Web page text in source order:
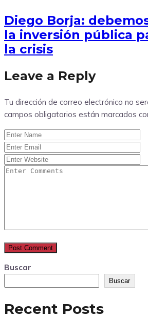
Diego Borja:
la inversión pública
la crisis
Leave a Reply
Tu dirección de correo electrónico no
campos obligatorios están marcados
Buscar
Buscar
Recent Posts